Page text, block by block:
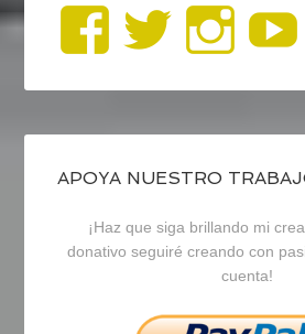
Ver
perfil
de
en
Ver
perfil
de
en
Ver
de
en
APOYA NUESTRO
¡Haz que siga brillando mi
donativo seguiré creando con
cuenta!